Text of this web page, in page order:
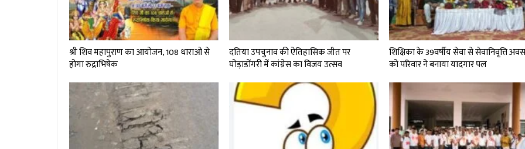
श्री शिव महापुराण का आयोजन, 108 धाराओ से
होगा रुद्राभिषेक
दतिया उपचुनाव की ऐतिहासिक जीत पर
घोड़ाडोंगरी में कांग्रेस का विजय उत्सव
शिक्षिका के 39वर्षीय सेवा से सेवानिवृत्ति
को परिवार ने बनाया यादगार पल